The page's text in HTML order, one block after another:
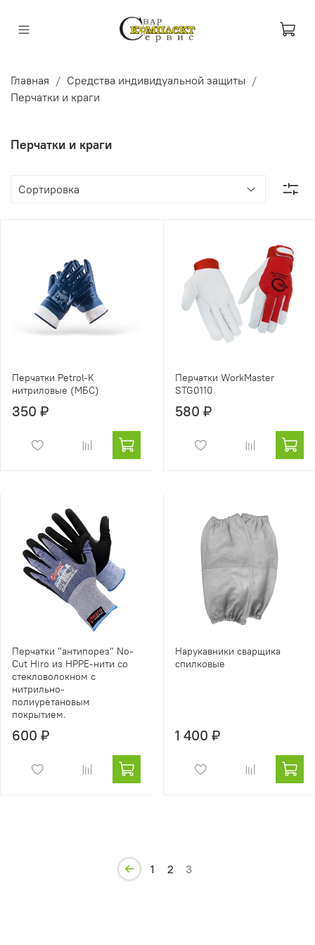
Главная
Средства индивидуальной защиты
Перчатки и краги
Перчатки и краги
Перчатки Petrol-K
нитриловые (МБС)
350 ₽
Перчатки WorkMaster
STG0110
580 ₽
Перчатки "антипорез" No-
Cut Hiro из HPPE-нити со
стекловолокном с
нитрильно-
полиуретановым
покрытием.
600 ₽
Нарукавники сварщика
спилковые
1 400 ₽
1 2 3